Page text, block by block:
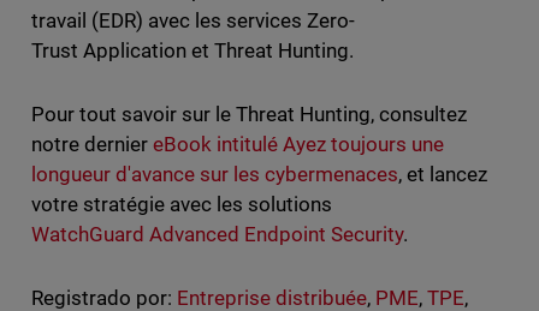
travail (EDR) avec les services Zero-
Trust Application et Threat Hunting.
Pour tout savoir sur le Threat Hunting, consultez
notre dernier eBook intitulé Ayez toujours une
longueur d'avance sur les cybermenaces, et lancez
votre stratégie avec les solutions
WatchGuard Advanced Endpoint Security.
Registrado por: Entreprise distribuée, PME,TPE,